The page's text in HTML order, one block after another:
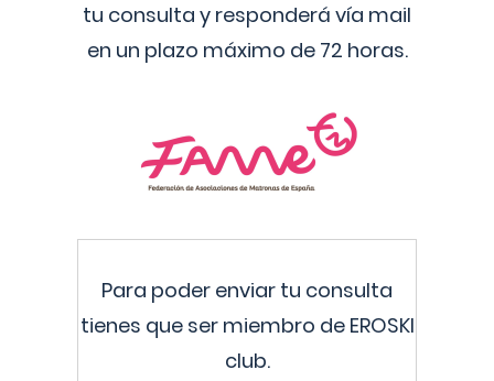
tu consulta y responderá vía mail
en un plazo máximo de 72 horas.
Para poder enviar tu consulta
tienes que ser miembro de EROSKI
club.